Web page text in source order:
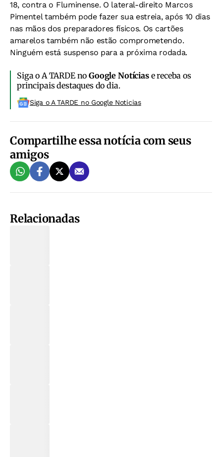
18, contra o Fluminense. O lateral-direito Marcos
Pimentel também pode fazer sua estreia, após 10 dias
nas mãos dos preparadores físicos. Os cartões
amarelos também não estão comprometendo.
Ninguém está suspenso para a próxima rodada.
Siga o A TARDE noGoogle Notíciase receba os
principais destaques do dia.
Siga o A TARDE no Google Noticias
Compartilhe essa notícia com seus
amigos
Relacionadas